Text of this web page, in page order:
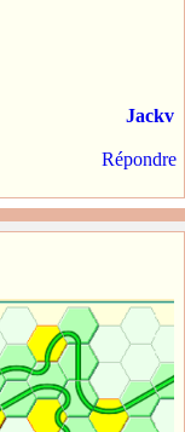
Jackv
Répondre